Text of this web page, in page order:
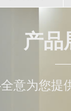
产品
意为您提